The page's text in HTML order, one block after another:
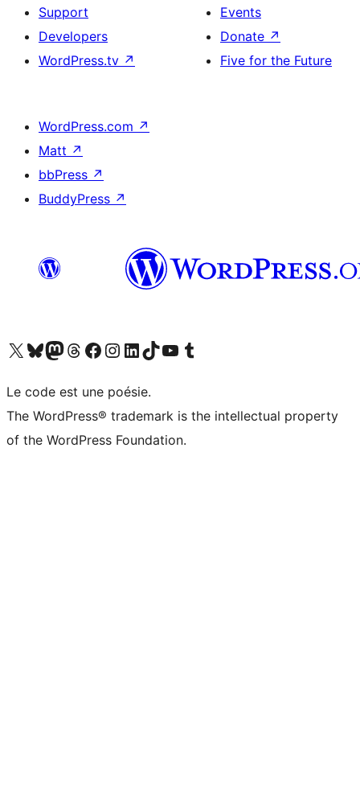
Support
Developers
WordPress.tv ↗
Events
Donate ↗
Five for the Future
WordPress.com ↗
Matt ↗
bbPress ↗
BuddyPress ↗
Visit our X (formerly Twitter) account
Visit our Bluesky account
Visit our Mastodon account
Visit our Threads account
Visit our Facebook page
Visit our Instagram account
Visit our LinkedIn account
Visit our TikTok account
Visit our YouTube channel
Visit our Tumblr account
Le code est une poésie.
The WordPress® trademark is the intellectual property
of the WordPress Foundation.